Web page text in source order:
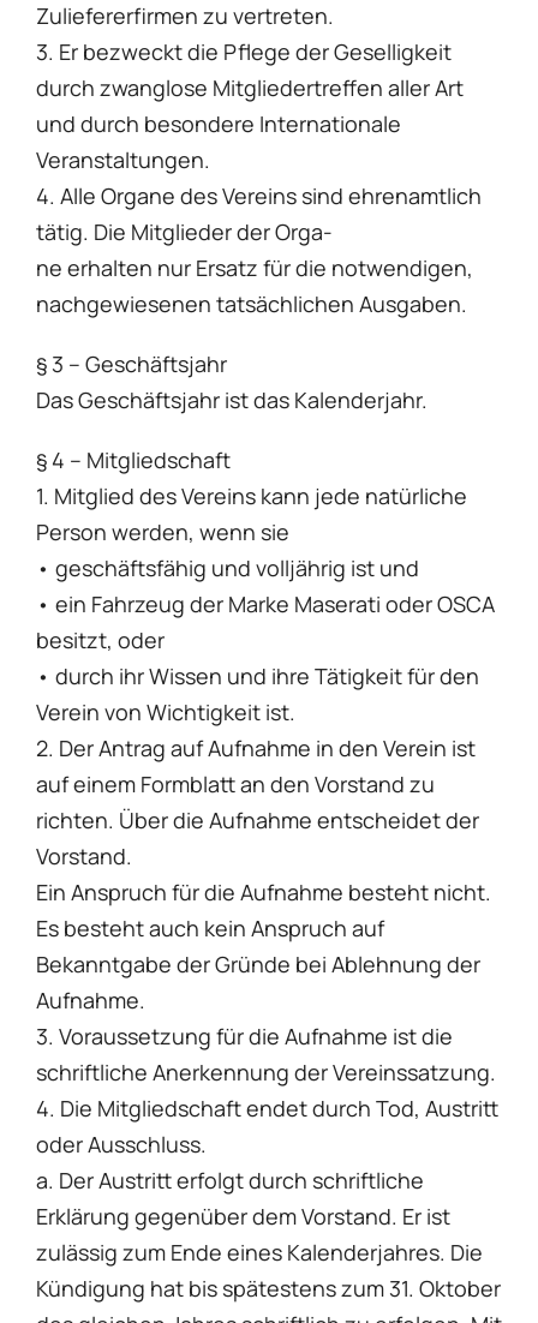
Zuliefererfirmen zu vertreten.
3. Er bezweckt die Pflege der Geselligkeit
durch zwanglose Mitgliedertreffen aller Art
und durch besondere Internationale
Veranstaltungen.
4. Alle Organe des Vereins sind ehrenamtlich
tätig. Die Mitglieder der Orga-
ne erhalten nur Ersatz für die notwendigen,
nachgewiesenen tatsächlichen Ausgaben.
§ 3 – Geschäftsjahr
Das Geschäftsjahr ist das Kalenderjahr.
§ 4 – Mitgliedschaft
1. Mitglied des Vereins kann jede natürliche
Person werden, wenn sie
• geschäftsfähig und volljährig ist und
• ein Fahrzeug der Marke Maserati oder OSCA
besitzt, oder
• durch ihr Wissen und ihre Tätigkeit für den
Verein von Wichtigkeit ist.
2. Der Antrag auf Aufnahme in den Verein ist
auf einem Formblatt an den Vorstand zu
richten. Über die Aufnahme entscheidet der
Vorstand.
Ein Anspruch für die Aufnahme besteht nicht.
Es besteht auch kein Anspruch auf
Bekanntgabe der Gründe bei Ablehnung der
Aufnahme.
3. Voraussetzung für die Aufnahme ist die
schriftliche Anerkennung der Vereinssatzung.
4. Die Mitgliedschaft endet durch Tod, Austritt
oder Ausschluss.
a. Der Austritt erfolgt durch schriftliche
Erklärung gegenüber dem Vorstand. Er ist
zulässig zum Ende eines Kalenderjahres. Die
Kündigung hat bis spätestens zum 31. Oktober